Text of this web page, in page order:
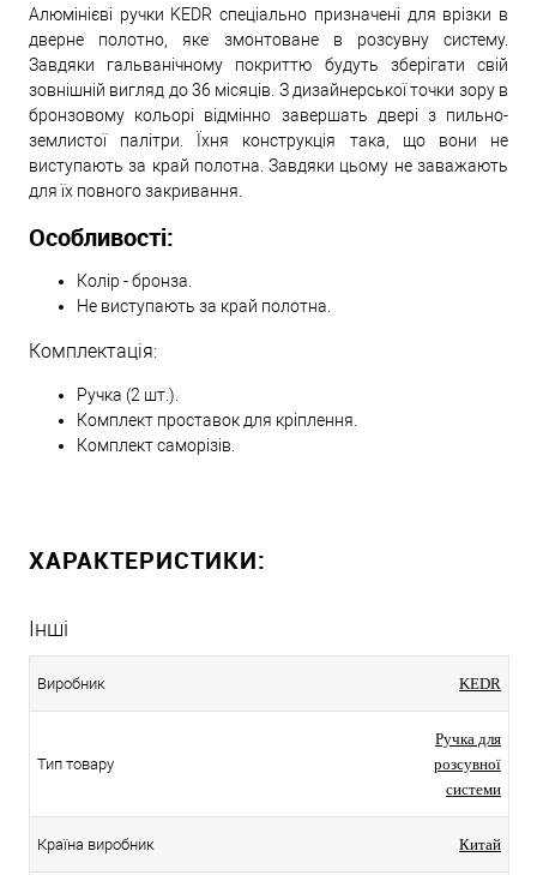
Алюмінієві ручки KEDR спеціально призначені для врізки в
дверне полотно, яке змонтоване в розсувну систему.
Завдяки гальванічному покриттю будуть зберігати свій
зовнішній вигляд до 36 місяців. З дизайнерської точки зору в
бронзовому кольорі відмінно завершать двері з пильно-
землистої палітри. Їхня конструкція така, що вони не
виступають за край полотна. Завдяки цьому не заважають
для їх повного закривання.
Особливості:
Колір - бронза.
Не виступають за край полотна.
Комплектація:
Ручка (2 шт.).
Комплект проставок для кріплення.
Комплект саморізів.
ХАРАКТЕРИСТИКИ:
Інші
Виробник KEDR
Тип товару
Ручка для
розсувної
системи
Країна виробник Китай